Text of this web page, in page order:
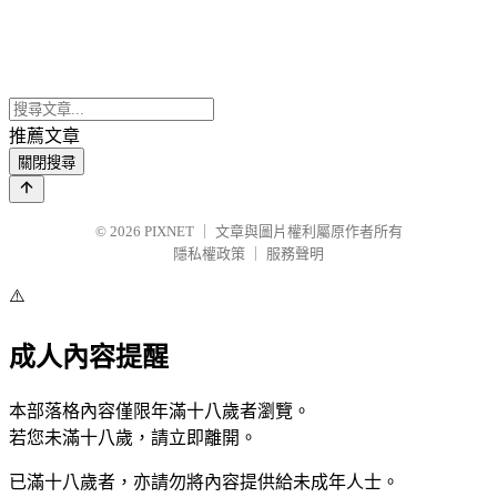
推薦文章
關閉搜尋
© 2026 PIXNET
文章與圖片權利屬原作者所有
隱私權政策
服務聲明
⚠️
成人內容提醒
本部落格內容僅限年滿十八歲者瀏覽。
若您未滿十八歲，請立即離開。
已滿十八歲者，亦請勿將內容提供給未成年人士。